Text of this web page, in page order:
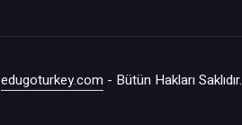
edugoturkey.com - Bütün Hakları Saklıdır.